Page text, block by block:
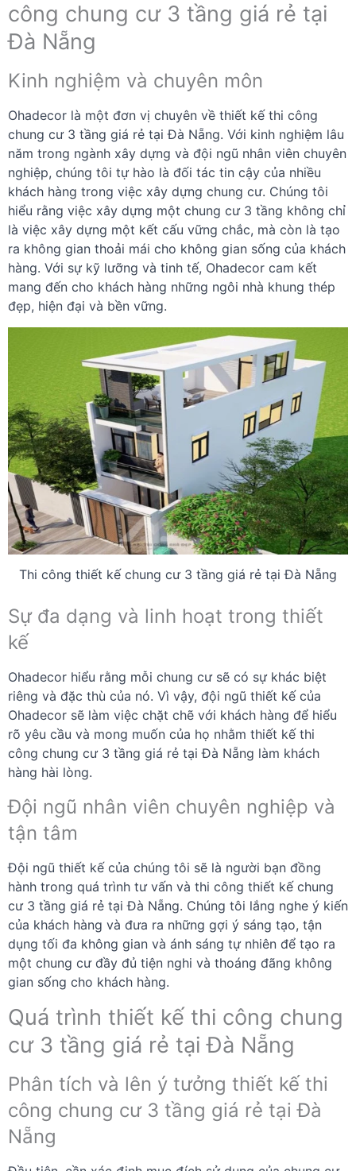
công chung cư 3 tầng giá rẻ tại
Đà Nẵng
Kinh nghiệm và chuyên môn
Ohadecor là một đơn vị chuyên về thiết kế thi công
chung cư 3 tầng giá rẻ tại Đà Nẵng. Với kinh nghiệm lâu
năm trong ngành xây dựng và đội ngũ nhân viên chuyên
nghiệp, chúng tôi tự hào là đối tác tin cậy của nhiều
khách hàng trong việc xây dựng chung cư. Chúng tôi
hiểu rằng việc xây dựng một chung cư 3 tầng không chỉ
là việc xây dựng một kết cấu vững chắc, mà còn là tạo
ra không gian thoải mái cho không gian sống của khách
hàng. Với sự kỹ lưỡng và tinh tế, Ohadecor cam kết
mang đến cho khách hàng những ngôi nhà khung thép
đẹp, hiện đại và bền vững.
Thi công thiết kế chung cư 3 tầng giá rẻ tại Đà Nẵng
Sự đa dạng và linh hoạt trong thiết
kế
Ohadecor hiểu rằng mỗi chung cư sẽ có sự khác biệt
riêng và đặc thù của nó. Vì vậy, đội ngũ thiết kế của
Ohadecor sẽ làm việc chặt chẽ với khách hàng để hiểu
rõ yêu cầu và mong muốn của họ nhằm thiết kế thi
công chung cư 3 tầng giá rẻ tại Đà Nẵng làm khách
hàng hài lòng.
Đội ngũ nhân viên chuyên nghiệp và
tận tâm
Đội ngũ thiết kế của chúng tôi sẽ là người bạn đồng
hành trong quá trình tư vấn và thi công thiết kế chung
cư 3 tầng giá rẻ tại Đà Nẵng. Chúng tôi lắng nghe ý kiến
​​của khách hàng và đưa ra những gợi ý sáng tạo, tận
dụng tối đa không gian và ánh sáng tự nhiên để tạo ra
một chung cư đầy đủ tiện nghi và thoáng đãng không
gian sống cho khách hàng.
Quá trình thiết kế thi công chung
cư 3 tầng giá rẻ tại Đà Nẵng
Phân tích và lên ý tưởng thiết kế thi
công chung cư 3 tầng giá rẻ tại Đà
Nẵng